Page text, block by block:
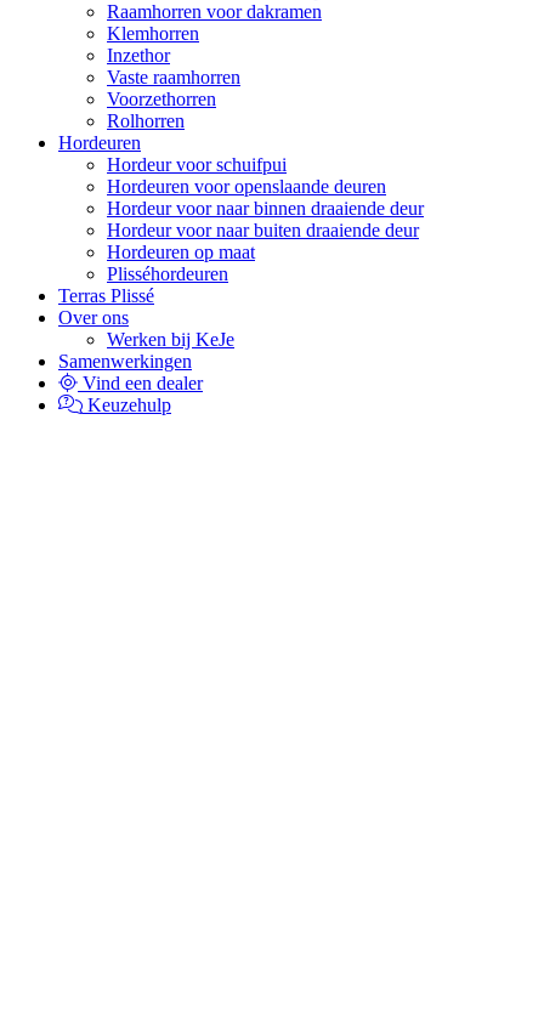
Raamhorren voor dakramen
Klemhorren
Inzethor
Vaste raamhorren
Voorzethorren
Rolhorren
Hordeuren
Hordeur voor schuifpui
Hordeuren voor openslaande deuren
Hordeur voor naar binnen draaiende deur
Hordeur voor naar buiten draaiende deur
Hordeuren op maat
Plisséhordeuren
Terras Plissé
Over ons
Werken bij KeJe
Samenwerkingen
Vind een dealer
Keuzehulp